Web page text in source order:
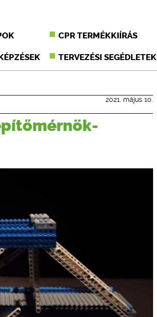
CPR TERMÉKKIÍRÁS
TERVEZÉSI SEGÉDLETEK
2021. május 10.